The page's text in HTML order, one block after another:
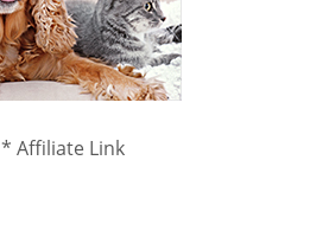
* Affiliate Link